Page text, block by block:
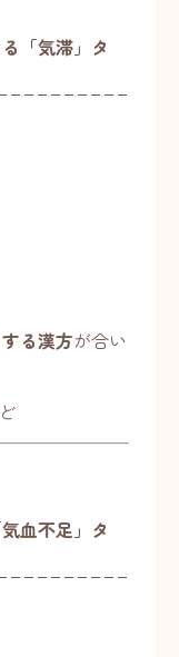
「気滞」タ
る漢方が合い
血不足」タ